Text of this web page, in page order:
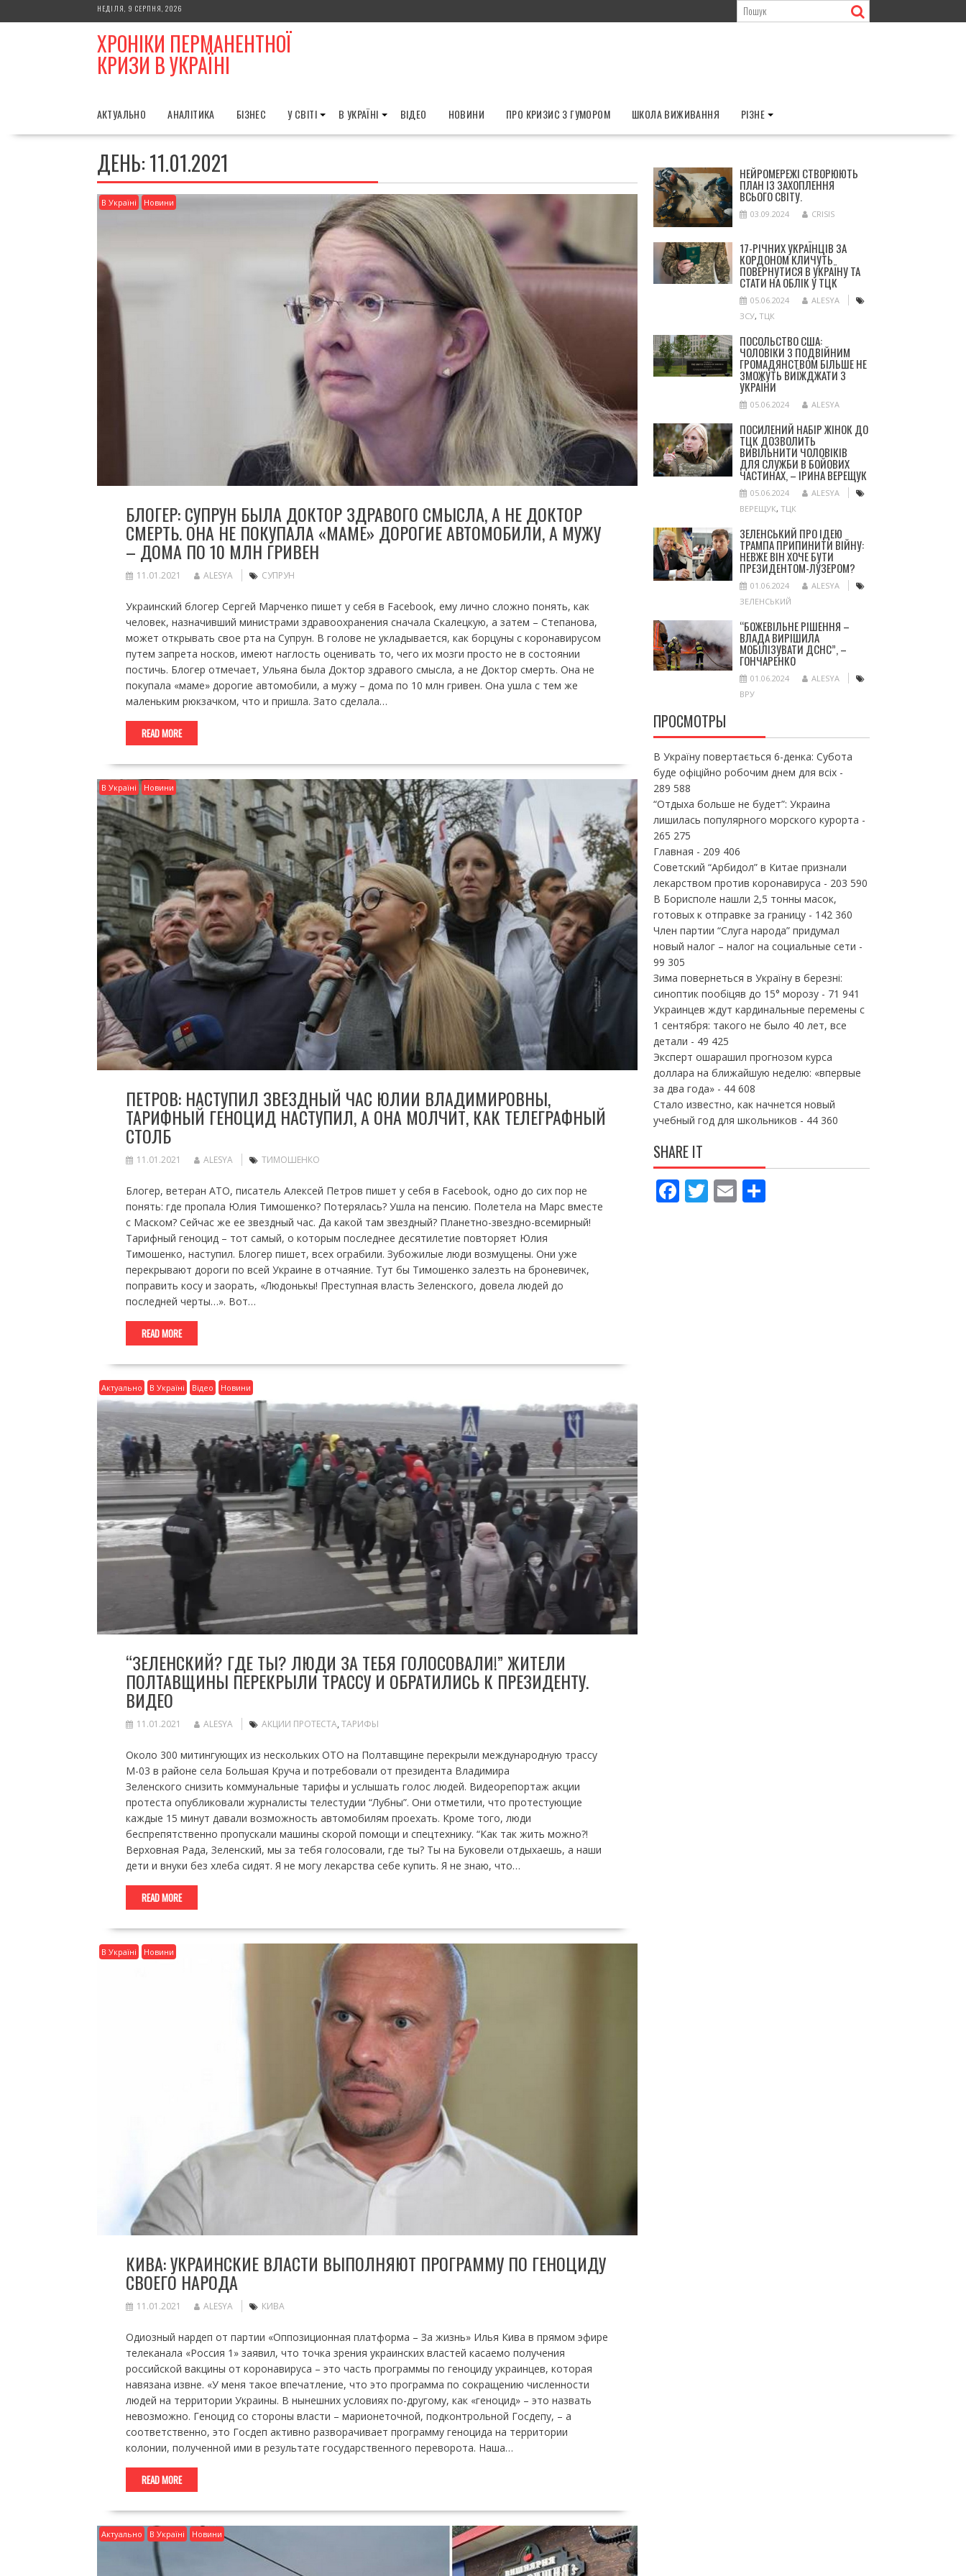
to
НЕДІЛЯ, 9 СЕРПНЯ, 2026
ХРОНІКИ ПЕРМАНЕНТНОЇ
КРИЗИ В УКРАЇНІ
АКТУАЛЬНО АНАЛІТИКА БІЗНЕС У СВІТІ В УКРАЇНІ ВІДЕО НОВИНИ ПРО КРИЗИС З ГУМОРОМ ШКОЛА ВИЖИВАННЯ РІЗНЕ
ДЕНЬ:11.01.2021
В Україні Новини
БЛОГЕР: СУПРУН БЫЛА ДОКТОР ЗДРАВОГО СМЫСЛА, А НЕ ДОКТОР
СМЕРТЬ. ОНА НЕ ПОКУПАЛА «МАМЕ» ДОРОГИЕ АВТОМОБИЛИ, А МУЖУ
– ДОМА ПО 10 МЛН ГРИВЕН
11.01.2021 ALESYA СУПРУН
Украинский блогер Сергей Марченко пишет у себя в Facebook, ему лично сложно понять, как
человек, назначивший министрами здравоохранения сначала Скалецкую, а затем – Степанова,
может открывать свое рта на Супрун. В голове не укладывается, как борцуны с коронавирусом
путем запрета носков, имеют наглость оценивать то, чего их мозги просто не в состоянии
постичь. Блогер отмечает, Ульяна была Доктор здравого смысла, а не Доктор смерть. Она не
покупала «маме» дорогие автомобили, а мужу – дома по 10 млн гривен. Она ушла с тем же
маленьким рюкзачком, что и пришла. Зато сделала…
READ MORE
В Україні Новини
ПЕТРОВ: НАСТУПИЛ ЗВЕЗДНЫЙ ЧАС ЮЛИИ ВЛАДИМИРОВНЫ,
ТАРИФНЫЙ ГЕНОЦИД НАСТУПИЛ, А ОНА МОЛЧИТ, КАК ТЕЛЕГРАФНЫЙ
СТОЛБ
11.01.2021 ALESYA ТИМОШЕНКО
Блогер, ветеран АТО, писатель Алексей Петров пишет у себя в Facebook, одно до сих пор не
понять: где пропала Юлия Тимошенко? Потерялась? Ушла на пенсию. Полетела на Марс вместе
с Маском? Сейчас же ее звездный час. Да какой там звездный? Планетно-звездно-всемирный!
Тарифный геноцид – тот самый, о которым последнее десятилетие повторяет Юлия
Тимошенко, наступил. Блогер пишет, всех ограбили. Зубожилые люди возмущены. Они уже
перекрывают дороги по всей Украине в отчаяние. Тут бы Тимошенко залезть на броневичек,
поправить косу и заорать, «Людонькы! Преступная власть Зеленского, довела людей до
последней черты…». Вот…
READ MORE
Актуально В Україні Відео Новини
“ЗЕЛЕНСКИЙ? ГДЕ ТЫ? ЛЮДИ ЗА ТЕБЯ ГОЛОСОВАЛИ!” ЖИТЕЛИ
ПОЛТАВЩИНЫ ПЕРЕКРЫЛИ ТРАССУ И ОБРАТИЛИСЬ К ПРЕЗИДЕНТУ.
ВИДЕО
11.01.2021 ALESYA АКЦИИ ПРОТЕСТА, ТАРИФЫ
Около 300 митингующих из нескольких ОТО на Полтавщине перекрыли международную трассу
М-03 в районе села Большая Круча и потребовали от президента Владимира
Зеленского снизить коммунальные тарифы и услышать голос людей. Видеорепортаж акции
протеста опубликовали журналисты телестудии “Лубны”. Они отметили, что протестующие
каждые 15 минут давали возможность автомобилям проехать. Кроме того, люди
беспрепятственно пропускали машины скорой помощи и спецтехнику. “Как так жить можно?!
Верховная Рада, Зеленский, мы за тебя голосовали, где ты? Ты на Буковели отдыхаешь, а наши
дети и внуки без хлеба сидят. Я не могу лекарства себе купить. Я не знаю, что…
READ MORE
В Україні Новини
КИВА: УКРАИНСКИЕ ВЛАСТИ ВЫПОЛНЯЮТ ПРОГРАММУ ПО ГЕНОЦИДУ
СВОЕГО НАРОДА
11.01.2021 ALESYA КИВА
Одиозный нардеп от партии «Оппозиционная платформа – За жизнь» Илья Кива в прямом эфире
телеканала «Россия 1» заявил, что точка зрения украинских властей касаемо получения
российской вакцины от коронавируса – это часть программы по геноциду украинцев, которая
навязана извне. «У меня такое впечатление, что это программа по сокращению численности
людей на территории Украины. В нынешних условиях по-другому, как «геноцид» – это назвать
невозможно. Геноцид со стороны власти – марионеточной, подконтрольной Госдепу, – а
соответственно, это Госдеп активно разворачивает программу геноцида на территории
колонии, полученной ими в результате государственного переворота. Наша…
READ MORE
Актуально В Україні Новини
НЕЙРОМЕРЕЖІ СТВОРЮЮТЬ
ПЛАН ІЗ ЗАХОПЛЕННЯ
ВСЬОГО СВІТУ.
03.09.2024 CRISIS
17-РІЧНИХ УКРАЇНЦІВ ЗА
КОРДОНОМ КЛИЧУТЬ
ПОВЕРНУТИСЯ В УКРАЇНУ ТА
СТАТИ НА ОБЛІК У ТЦК
05.06.2024
ALESYA
ЗСУ, ТЦК
ПОСОЛЬСТВО США:
ЧОЛОВІКИ З ПОДВІЙНИМ
ГРОМАДЯНСТВОМ БІЛЬШЕ НЕ
ЗМОЖУТЬ ВИЇЖДЖАТИ З
УКРАЇНИ
05.06.2024 ALESYA
ПОСИЛЕНИЙ НАБІР ЖІНОК ДО
ТЦК ДОЗВОЛИТЬ
ВИВІЛЬНИТИ ЧОЛОВІКІВ
ДЛЯ СЛУЖБИ В БОЙОВИХ
ЧАСТИНАХ, – ІРИНА ВЕРЕЩУК
05.06.2024
ALESYA
ВЕРЕЩУК, ТЦК
ЗЕЛЕНСЬКИЙ ПРО ІДЕЮ
ТРАМПА ПРИПИНИТИ ВІЙНУ:
НЕВЖЕ ВІН ХОЧЕ БУТИ
ПРЕЗИДЕНТОМ-ЛУЗЕРОМ?
01.06.2024
ALESYA
ЗЕЛЕНСЬКИЙ
“БОЖЕВІЛЬНЕ РІШЕННЯ –
ВЛАДА ВИРІШИЛА
МОБІЛІЗУВАТИ ДСНС”, –
ГОНЧАРЕНКО
01.06.2024
ALESYA
ВРУ
ПРОСМОТРЫ
В Україну повертається 6-денка: Субота
буде офіційно робочим днем для всіх-
289 588
“Отдыха больше не будет”: Украина
лишилась популярного морского курорта -
265 275
Главная - 209 406
Советский “Арбидол” в Китае признали
лекарством против коронавируса - 203 590
В Борисполе нашли 2,5 тонны масок,
готовых к отправке за границу- 142 360
Член партии “Слуга народа” придумал
новый налог – налог на социальные сети -
99 305
Зима повернеться в Україну в березні:
синоптик пообіцяв до 15° морозу- 71 941
Украинцев ждут кардинальные перемены с
1 сентября: такого не было 40 лет, все
детали - 49 425
Эксперт ошарашил прогнозом курса
доллара на ближайшую неделю: «впервые
за два года»- 44 608
Стало известно, как начнется новый
учебный год для школьников - 44 360
SHARE IT
F T E П